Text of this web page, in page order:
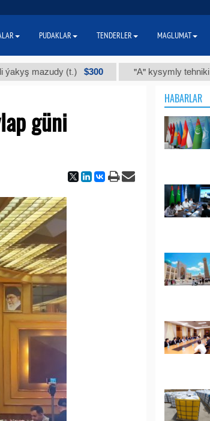
(t.) $300 "А" kysymly tehniki ýody (t.)
güni
HABARLAR
PUDAKLAR TENDERLER MAGLUMAT